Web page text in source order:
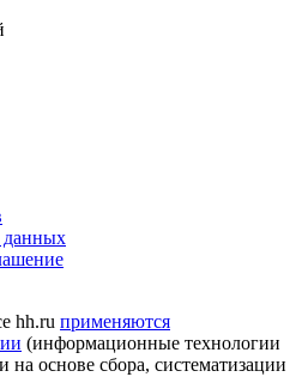
данных
hh.ru применяются
(информационные технологии
основе сбора, систематизации